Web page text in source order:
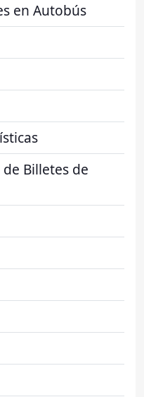
en Autobús
Billetes de